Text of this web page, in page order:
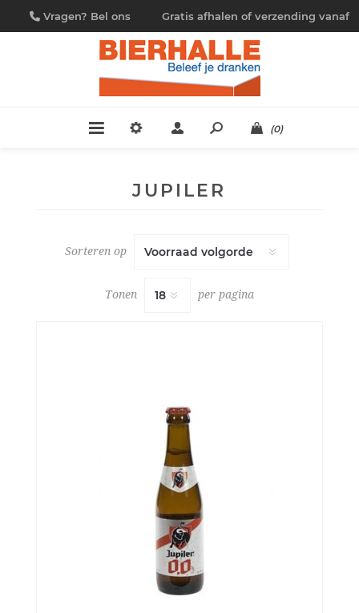
Vragen? Bel ons
09/230.88.44
Gratis afhalen of verzending vanaf
€ 4,95
(0)
JUPILER
Sorteren op
Tonen per pagina